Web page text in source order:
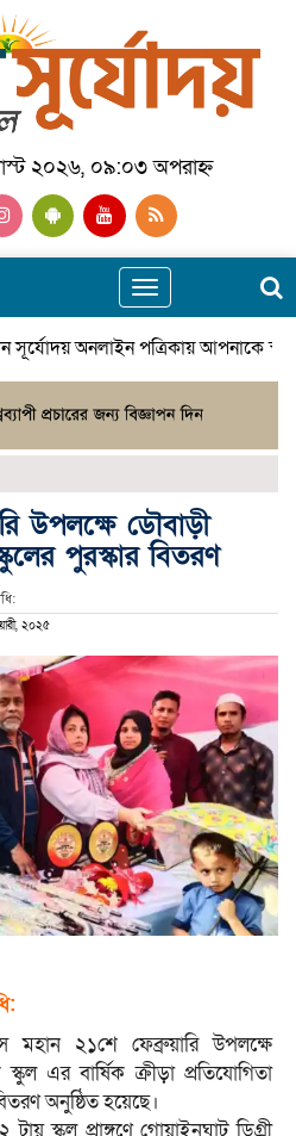
২০২৬, ০৯:০৩ অপরাহ্ন
Toggle
navigation
সূর্যোদয় অনলাইন পত্রিকায় আপনাকে
উপলক্ষে ডৌবাড়ী
পুরস্কার বিতরণ
২০২৫
মহান ২১শে ফেব্রুয়ারি উপলক্ষে
এর বার্ষিক ক্রীড়া প্রতিযোগিতা
অনুষ্ঠিত হয়েছে।